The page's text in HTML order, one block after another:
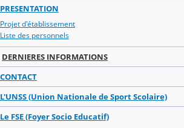
PRESENTATION
Projet d'établissement
Liste des personnels
DERNIERES INFORMATIONS
CONTACT
L'UNSS (Union Nationale de Sport Scolaire)
Le FSE (Foyer Socio Educatif)